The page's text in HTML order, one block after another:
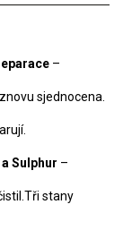
–
sjednocena.
Sulphur –
stany